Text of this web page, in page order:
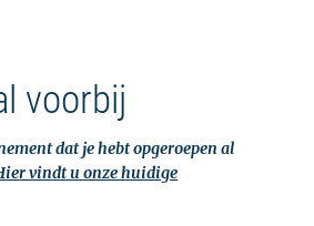
voorbij
dat je hebt opgeroepen al
vindt u onze huidige